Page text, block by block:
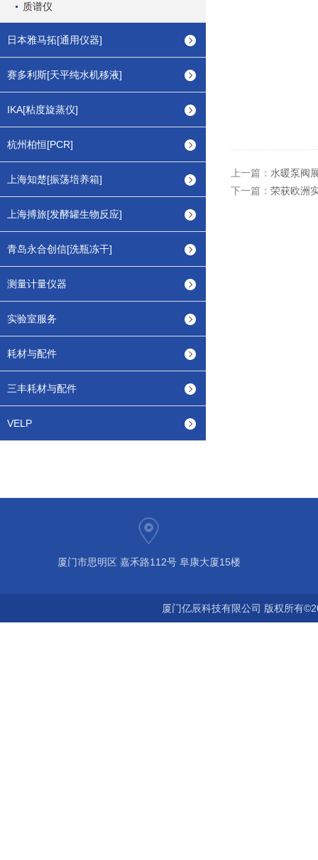
质谱仪
日本雅马拓[通用仪器]
赛多利斯[天平纯水机移液]
IKA[粘度旋蒸仪]
杭州柏恒[PCR]
上海知楚[振荡培养箱]
上海搏旅[发酵罐生物反应]
青岛永合创信[洗瓶冻干]
测量计量仪器
实验室服务
耗材与配件
三丰耗材与配件
VELP
上一篇： 水暖泵阀
下一篇： 荣获欧洲
厦门市思明区 嘉禾路112号 阜康大厦15楼
厦门亿辰科技有限公司 版权所有